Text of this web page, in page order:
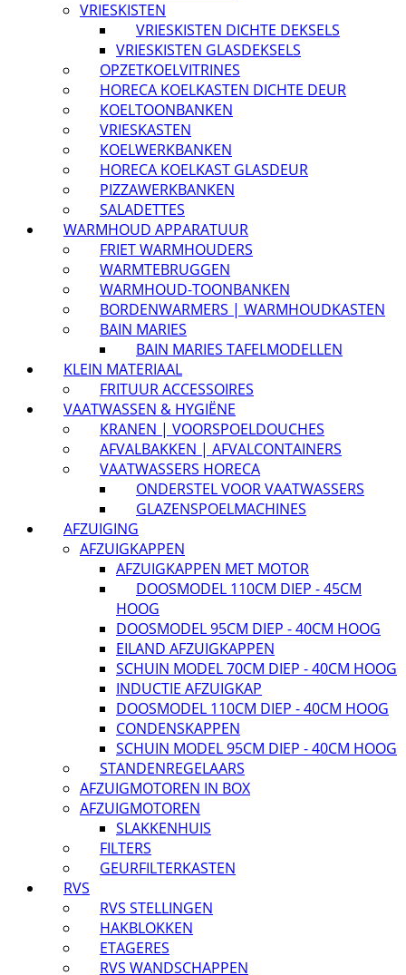
VRIESKISTEN
VRIESKISTEN DICHTE DEKSELS
VRIESKISTEN GLASDEKSELS
OPZETKOELVITRINES
HORECA KOELKASTEN DICHTE DEUR
KOELTOONBANKEN
VRIESKASTEN
KOELWERKBANKEN
HORECA KOELKAST GLASDEUR
PIZZAWERKBANKEN
SALADETTES
WARMHOUD APPARATUUR
FRIET WARMHOUDERS
WARMTEBRUGGEN
WARMHOUD-TOONBANKEN
BORDENWARMERS | WARMHOUDKASTEN
BAIN MARIES
BAIN MARIES TAFELMODELLEN
KLEIN MATERIAAL
FRITUUR ACCESSOIRES
VAATWASSEN & HYGIËNE
KRANEN | VOORSPOELDOUCHES
AFVALBAKKEN | AFVALCONTAINERS
VAATWASSERS HORECA
ONDERSTEL VOOR VAATWASSERS
GLAZENSPOELMACHINES
AFZUIGING
AFZUIGKAPPEN
AFZUIGKAPPEN MET MOTOR
DOOSMODEL 110CM DIEP - 45CM
HOOG
DOOSMODEL 95CM DIEP - 40CM HOOG
EILAND AFZUIGKAPPEN
SCHUIN MODEL 70CM DIEP - 40CM HOOG
INDUCTIE AFZUIGKAP
DOOSMODEL 110CM DIEP - 40CM HOOG
CONDENSKAPPEN
SCHUIN MODEL 95CM DIEP - 40CM HOOG
STANDENREGELAARS
AFZUIGMOTOREN IN BOX
AFZUIGMOTOREN
SLAKKENHUIS
FILTERS
GEURFILTERKASTEN
RVS
RVS STELLINGEN
HAKBLOKKEN
ETAGERES
RVS WANDSCHAPPEN